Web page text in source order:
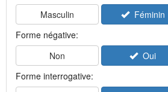
Masculin
Féminin
Forme négative:
Non
Oui
Forme interrogative: